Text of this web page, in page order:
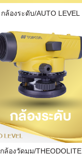
กล้องระดับ/AUTO LEVEL
กล้องวัดมุม/THEODOLITE